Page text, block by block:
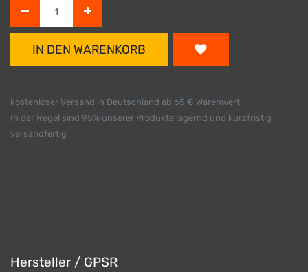
IN DEN WARENKORB
kostenloser Versand in Deutschland ab 65 € Warenwert
In der Regel sind 95% unserer Produkte lagernd und kurzfristig
versandfertig
Hersteller / GPSR